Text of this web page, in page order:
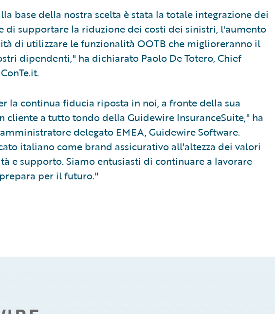
base della nostra scelta è stata la totale integrazione dei
di supportare la riduzione dei costi dei sinistri, l'aumento
di utilizzare le funzionalità OOTB che miglioreranno il
dipendenti," ha dichiarato Paolo De Totero, Chief
la continua fiducia riposta in noi, a fronte della sua
cliente a tutto tondo della Guidewire InsuranceSuite," ha
delegato EMEA, Guidewire Software.
italiano come brand assicurativo all'altezza dei valori
e supporto. Siamo entusiasti di continuare a lavorare
per il futuro."